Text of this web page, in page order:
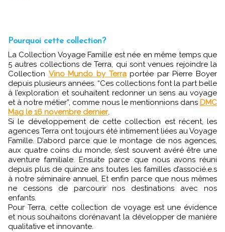
Pourquoi cette collection?
La Collection Voyage Famille est née en même temps que
5 autres collections de Terra, qui sont venues rejoindre la
Collection Vino Mundo by Terraportée par Pierre Boyer
depuis plusieurs années. “Ces collections font la part belle
à l’exploration et souhaitent redonner un sens au voyage
et à notre métier”, comme nous le mentionnions dans DMC
Mag le 16 novembre dernier.
Si le développement de cette collection est récent, les
agences Terra ont toujours été intimement liées au Voyage
Famille. D’abord parce que le montage de nos agences,
aux quatre coins du monde, s’est souvent avéré être une
aventure familiale. Ensuite parce que nous avons réuni
depuis plus de quinze ans toutes les familles d’associé.e.s
à notre séminaire annuel. Et enfin parce que nous mêmes
ne cessons de parcourir nos destinations avec nos
enfants.
Pour Terra, cette collection de voyage est une évidence
et nous souhaitons dorénavant la développer de manière
qualitative et innovante.